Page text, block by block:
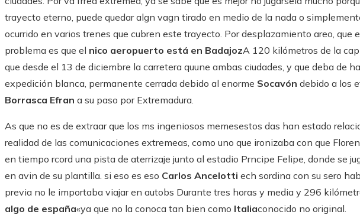
trayecto eterno, puede quedar algn vagn tirado en medio de la nada o
ocurrido en varios trenes que cubren este trayecto. Por desplazamiento areo, que
problema es que el nico aeropuerto está en BadajozA 120 kilómetros de la
que desde el 13 de diciembre la carretera quune ambas ciudades, y que deba de
expedición blanca, permanente cerrada debido al enorme Socavón debido a los
Borrasca Efran a su paso por Extremadura.
As que no es de extraar que los ms ingeniosos memesestos das han estado
realidad de las comunicaciones extremeas, como uno que ironizaba con que
en tiempo rcord una pista de aterrizaje junto al estadio Prncipe Felipe, donde se
en avin de su plantilla. si eso es eso Carlos Ancelotti ech sordina con su sero
previa no le importaba viajar en autobs Durante tres horas y media y 296
algo de españa«ya que no la conoca tan bien como Italiaconocido no original.